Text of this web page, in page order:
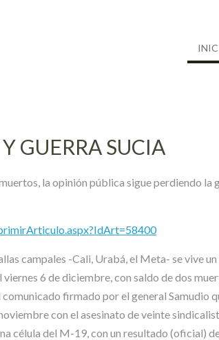
GUERRA SUCIA
la opinión pública sigue perdiendo la
campales -Cali, Urabá, el Meta- se vive
viernes 6 de diciembre, con saldo de dos
comunicado firmado por el general
con el asesinato de veinte
célula del M-19, con un resultado (oficial)